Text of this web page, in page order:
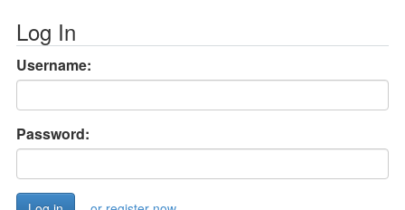
Log In
Username:
Password: